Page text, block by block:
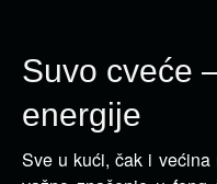
Suvo cveće
energije
Sve u kući, čak i